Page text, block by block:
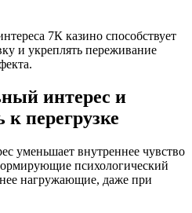
7К казино способствует
и укреплять переживание
интерес и
к перегрузке
уменьшает внутреннее чувство
психологический
нагружающие, даже при